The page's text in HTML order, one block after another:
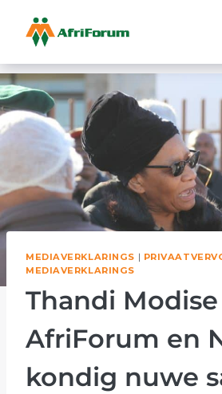
to
content
MEDIAVERKLARINGS |
MEDIAVERKLARINGS
Thandi
AfriForum en
kondig nuwe